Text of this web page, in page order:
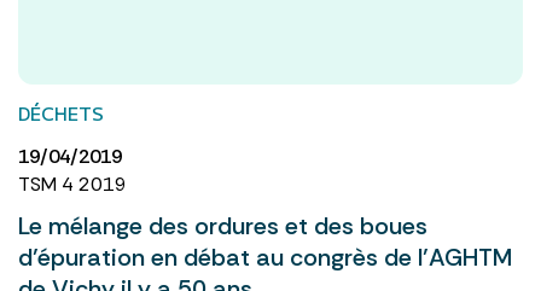
DÉCHETS
19/04/2019
TSM 4 2019
Le mélange des ordures et des boues
d’épuration en débat au congrès de l’AGHTM